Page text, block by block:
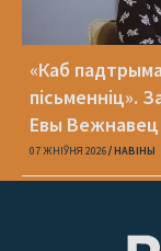
«Каб
пісьменніц».
Евы Вежнавец
07 ЖНІЎНЯ 2026 НАВІНЫ